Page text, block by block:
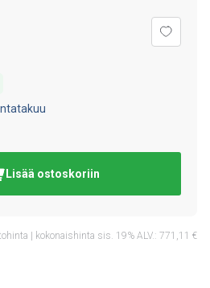
Lisää ostoskoriin
| kokonaishinta sis. 19% ALV.: 771,11 €